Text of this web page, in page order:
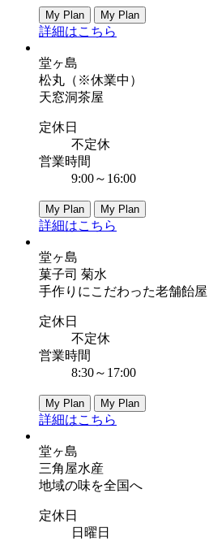
My Plan My Plan
詳細はこちら
堂ヶ島
松丸（※休業中）
天窓洞茶屋
定休日
不定休
営業時間
9:00～16:00
My Plan My Plan
詳細はこちら
堂ヶ島
菓子司 菊水
手作りにこだわった老舗飴屋
定休日
不定休
営業時間
8:30～17:00
My Plan My Plan
詳細はこちら
堂ヶ島
三角屋水産
地域の味を全国へ
定休日
日曜日